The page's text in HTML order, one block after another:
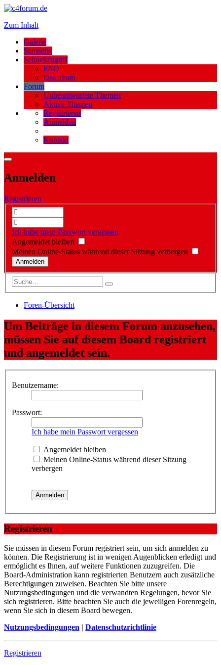
Zum Inhalt
Galerie
Startseite
Schnellzugriff
FAQ
Das Team
Forum
Unbeantwortete Themen
Aktive Themen
Registrieren
Anmelden
Kontakt
Anmelden
Registrieren
Ich habe mein Passwort vergessen
Angemeldet bleiben
Meinen Online-Status während dieser Sitzung verbergen
Foren-Übersicht
Um Beiträge in diesem Forum anzusehen,
müssen Sie auf diesem Board registriert
und angemeldet sein.
Benutzername:
Passwort:
Ich habe mein Passwort vergessen
Angemeldet bleiben
Meinen Online-Status während dieser Sitzung
verbergen
Registrieren
Sie müssen in diesem Forum registriert sein, um sich anmelden zu
können. Die Registrierung ist in wenigen Augenblicken erledigt und
ermöglicht es Ihnen, auf weitere Funktionen zuzugreifen. Die
Board-Administration kann registrierten Benutzern auch zusätzliche
Berechtigungen zuweisen. Beachten Sie bitte unsere
Nutzungsbedingungen und die verwandten Regelungen, bevor Sie
sich registrieren. Bitte beachten Sie auch die jeweiligen Forenregeln,
wenn Sie sich in diesem Board bewegen.
Nutzungsbedingungen | Datenschutzrichtlinie
Registrieren